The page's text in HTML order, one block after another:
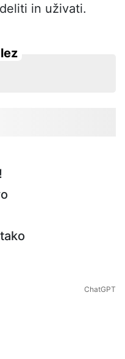
in uživati.
ChatGPT